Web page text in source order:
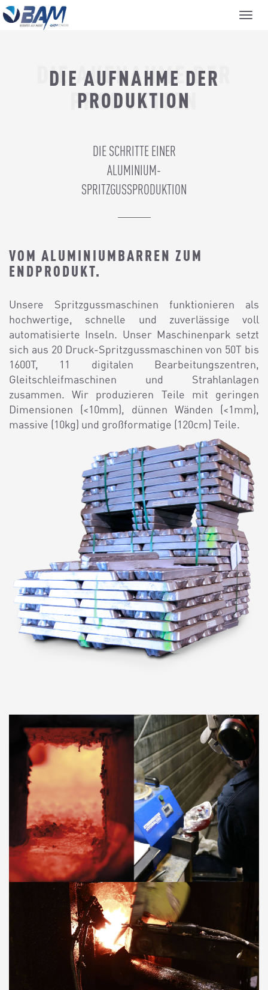
Menu
DIE AUFNAHME DER
PRODUKTION
DIE AUFNAHME DER
PRODUKTION
DIE SCHRITTE EINER
ALUMINIUM-
SPRITZGUSSPRODUKTION
VOM ALUMINIUMBARREN ZUM
ENDPRODUKT.
Unsere Spritzgussmaschinen funktionieren als
hochwertige, schnelle und zuverlässige voll
automatisierte Inseln. Unser Maschinenpark setzt
sich aus 20 Druck-Spritzgussmaschinen von 50T bis
1600T, 11 digitalen Bearbeitungszentren,
Gleitschleifmaschinen und Strahlanlagen
zusammen. Wir produzieren Teile mit geringen
Dimensionen (<10mm), dünnen Wänden (<1mm),
massive (10kg) und großformatige (120cm) Teile.